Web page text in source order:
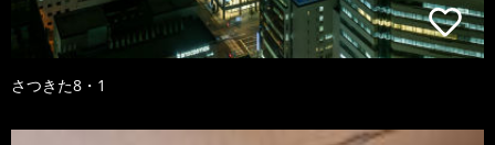
さつきた8・1